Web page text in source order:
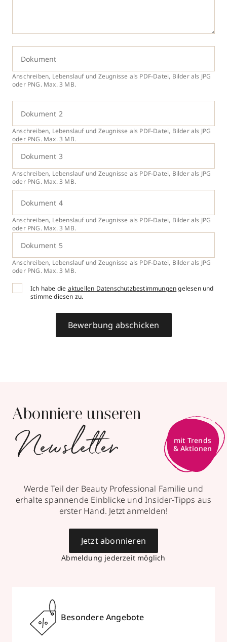
Dokument
Anschreiben, Lebenslauf und Zeugnisse als PDF-Datei, Bilder als JPG
oder PNG. Max. 3 MB.
Dokument 2
Anschreiben, Lebenslauf und Zeugnisse als PDF-Datei, Bilder als JPG
oder PNG. Max. 3 MB.
Dokument 3
Anschreiben, Lebenslauf und Zeugnisse als PDF-Datei, Bilder als JPG
oder PNG. Max. 3 MB.
Dokument 4
Anschreiben, Lebenslauf und Zeugnisse als PDF-Datei, Bilder als JPG
oder PNG. Max. 3 MB.
Dokument 5
Anschreiben, Lebenslauf und Zeugnisse als PDF-Datei, Bilder als JPG
oder PNG. Max. 3 MB.
Ich habe die aktuellen Datenschutzbestimmungengelesen und
stimme diesen zu.
Bewerbung abschicken
Abonniere unseren
Newsletter
mit Trends
& Aktionen
Werde Teil der Beauty Professional Familie und
erhalte spannende Einblicke und Insider-Tipps aus
erster Hand. Jetzt anmelden!
Abmeldung jederzeit möglich
Jetzt abonnieren
Besondere Angebote